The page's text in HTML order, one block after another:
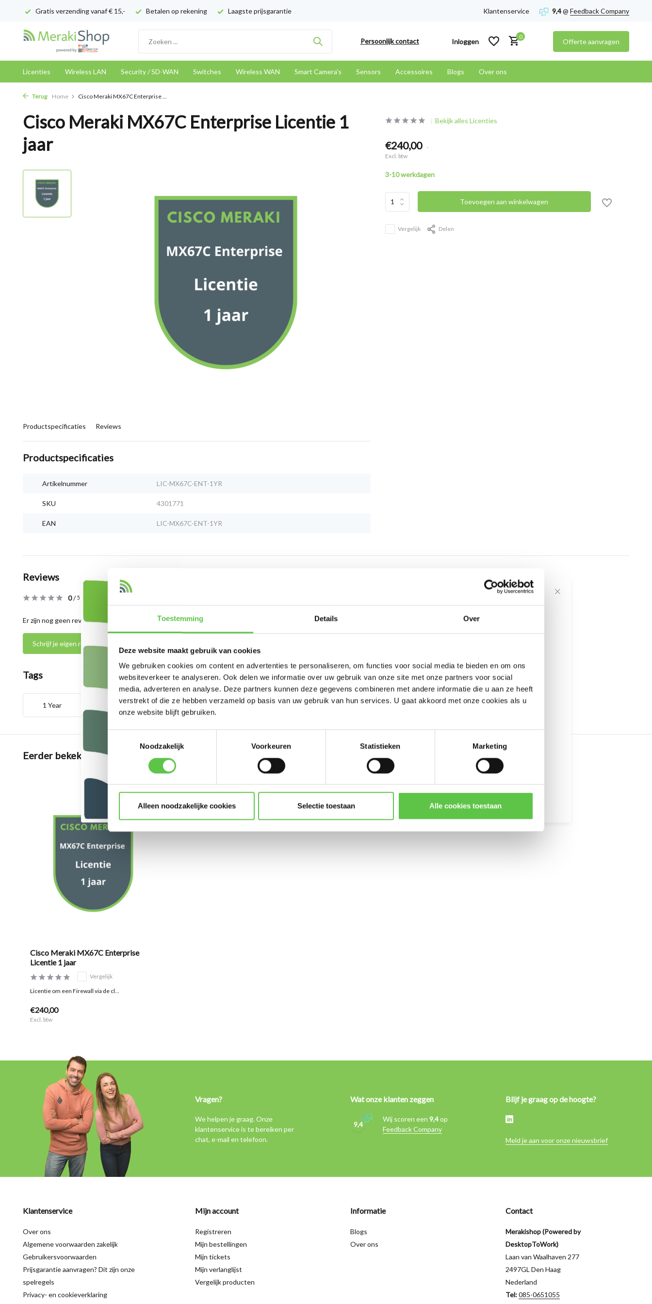
Toestemming Details Over
Deze website maakt gebruik van cookies
We gebruiken cookies om content en advertenties te personaliseren, om functies voor social media te bieden en om ons
websiteverkeer te analyseren. Ook delen we informatie over uw gebruik van onze site met onze partners voor social
media, adverteren en analyse. Deze partners kunnen deze gegevens combineren met andere informatie die u aan ze heeft
verstrekt of die ze hebben verzameld op basis van uw gebruik van hun services. U gaat akkoord met onze cookies als u
onze website blijft gebruiken.
Noodzakelijk
Voorkeuren Statistieken Marketing
Alleen noodzakelijke cookies Selectie toestaan Alle cookies toestaan
Gratis verzending vanaf € 15,- Betalen op rekening Laagste prijsgarantie Klantenservice 9,4@ Feedback Company
Persoonlijk contact Inloggen
0
Offerte aanvragen
Licenties Wireless LAN Security / SD-WAN Switches Wireless WAN Smart Camera's Sensors Accessoires Blogs Over ons
Terug Home Cisco Meraki MX67C Enterprise ...
Cisco Meraki MX67C Enterprise Licentie 1
jaar
Productspecificaties Reviews
Productspecificaties
Artikelnummer LIC-MX67C-ENT-1YR
SKU 4301771
EAN LIC-MX67C-ENT-1YR
Bekijk alles Licenties
€240,00 .
Excl. btw
3-10 werkdagen
Toevoegen aan winkelwagen
Vergelijk Delen
Reviews
0/5
Er zijn nog geen reviews geschreven over dit product..
Schrijf je eigen review
Tags
1 Year 4301771 Enterprise LIC-MX67C-ENT-1YR License and Support
Eerder bekeken
Cisco Meraki MX67C Enterprise
Licentie 1 jaar
Vergelijk
Licentie om een Firewall via de cl...
€240,00
Excl. btw
Vragen?
We helpen je graag. Onze
klantenservice is te bereiken per
chat, e-mail en telefoon.
Wat onze klanten zeggen
9,4
Wij scoren een 9,4op
Feedback Company
Blijf je graag op de hoogte?
Meld je aan voor onze nieuwsbrief
Klantenservice
Over ons
Algemene voorwaarden zakelijk
Gebruikersvoorwaarden
Prijsgarantie aanvragen? Dit zijn onze
spelregels
Privacy- en cookieverklaring
Mijn account
Registreren
Mijn bestellingen
Mijn tickets
Mijn verlanglijst
Vergelijk producten
Informatie
Blogs
Over ons
Contact
Merakishop (Powered by
DesktopToWork)
Laan van Waalhaven 277
2497GL Den Haag
Nederland
Tel:085-0651055
Schrijf je in voor onze
Updates, acties & productinformatie
E-mailadres*
* Lees hier de wettelijke beperkingen